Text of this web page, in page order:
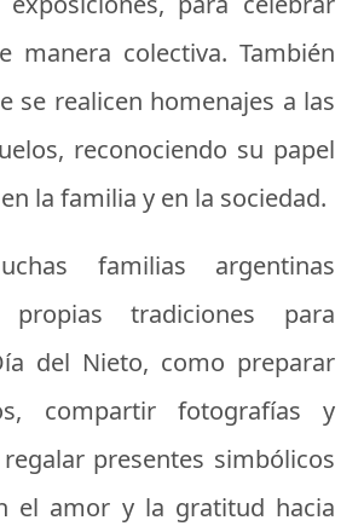
manera colectiva. También
se realicen homenajes a las
reconociendo su papel
la familia y en la sociedad.
familias argentinas
tradiciones para
del Nieto, como preparar
compartir fotografías y
presentes simbólicos
el amor y la gratitud hacia